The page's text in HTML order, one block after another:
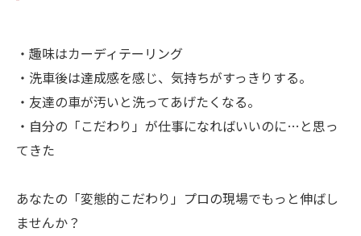
・趣味はカーディテーリング
・洗車後は達成感を感じ、気持ちがすっきりする。
・友達の車が汚いと洗ってあげたくなる。
・自分の「こだわり」が仕事になればいいのに…と思っ
てきた
あなたの「変態的こだわり」プロの現場でもっと伸ばし
ませんか？